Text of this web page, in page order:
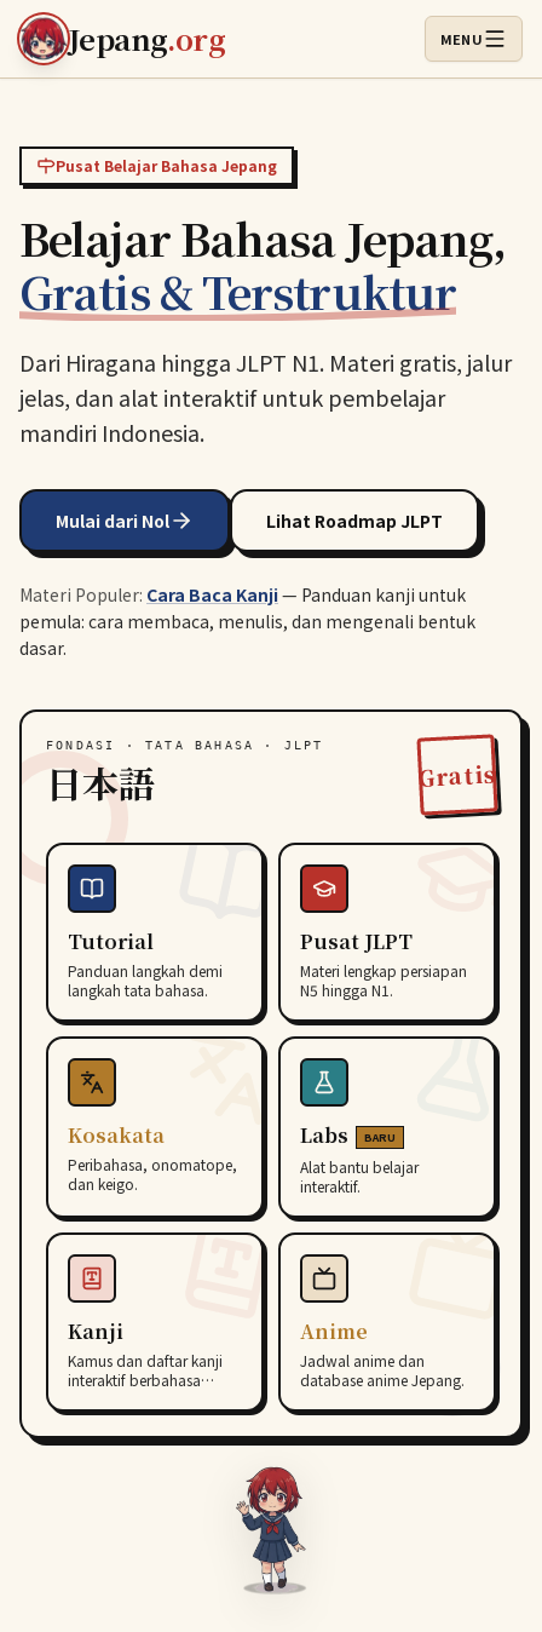
Lewati ke konten utama
Jepang.org Buka Menu
MENU
Pusat Belajar Bahasa Jepang
Belajar Bahasa Jepang,
Gratis & Terstruktur
Dari Hiragana hingga JLPT N1. Materi gratis, jalur
jelas, dan alat interaktif untuk pembelajar
mandiri Indonesia.
Mulai dari Nol Lihat Roadmap JLPT
Materi Populer: Cara Baca Kanji— Panduan kanji untuk
pemula: cara membaca, menulis, dan mengenali bentuk
dasar.
FONDASI · TATA BAHASA · JLPT
日本語 Gratis
Tutorial
Panduan langkah demi
langkah tata bahasa.
Pusat JLPT
Materi lengkap persiapan
N5 hingga N1.
Kosakata
Peribahasa, onomatope,
dan keigo.
Labs BARU
Alat bantu belajar
interaktif.
Kanji
Kamus dan daftar kanji
interaktif berbahasa
Anime
Jadwal anime dan
database anime Jepang.